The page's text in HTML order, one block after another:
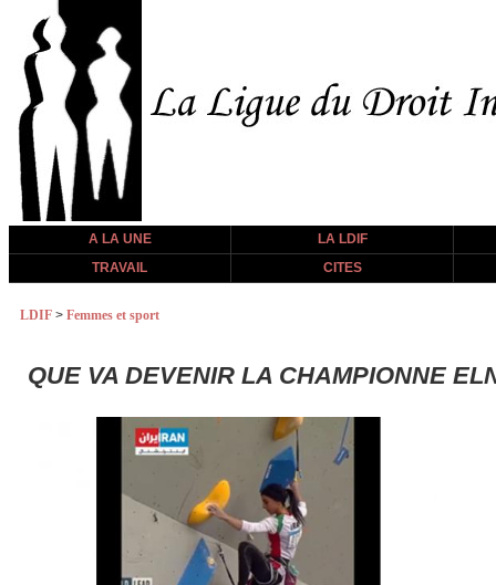
A LA UNE
LA LDIF
TRAVAIL
CITES
LDIF > Femmes et sport
QUE VA DEVENIR LA CHAMPIONNE